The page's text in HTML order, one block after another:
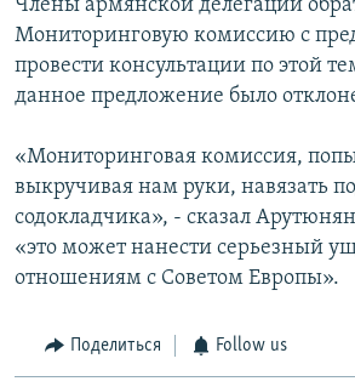
Члены армянской делегации
Мониторинговую комиссию с
провести консультации по этой
данное предложение было
«Мониторинговая комиссия,
выкручивая нам руки, навязать
содокладчика», - сказал
«это может нанести серьезный
отношениям с Советом Европы».
Поделиться Follow us